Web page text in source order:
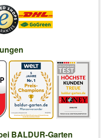
BALDUR-Garten